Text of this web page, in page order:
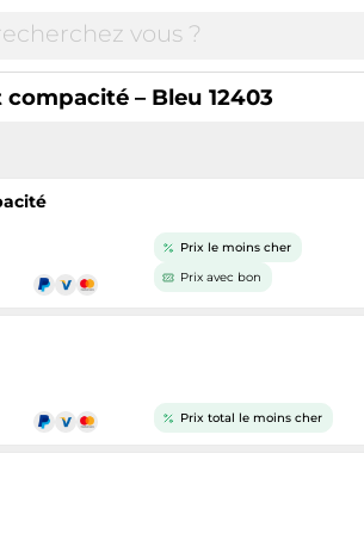
– Bleu 12403
Prix le moins cher
Prix avec bon
Prix total le moins cher